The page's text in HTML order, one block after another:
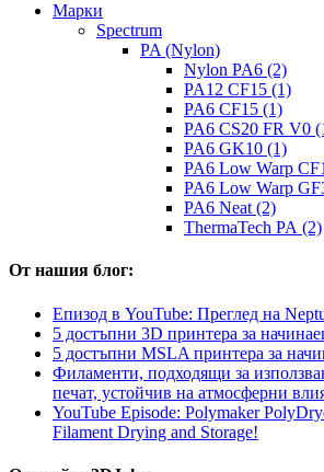
Mарки
Spectrum
PA (Nylon)
Nylon PA6 (2)
PA12 CF15 (1)
PA6 CF15 (1)
PA6 CS20 FR V0
PA6 GK10 (1)
PA6 Low Warp
PA6 Low Warp
PA6 Neat (2)
ThermaTech PA (2)
От нашия блог:
Епизод в YouTube: Преглед на
5 достъпни 3D принтера за
5 достъпни MSLA принтера за
Филаменти, подходящи за
печат, устойчив на атмосферни
YouTube Episode: Polymaker
Filament Drying and Storage!